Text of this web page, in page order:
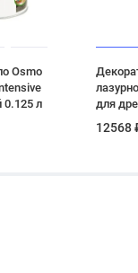
Osmo
0.125 л
для
12568